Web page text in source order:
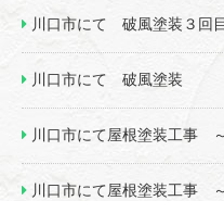
川口市にて 破風塗装３回目
川口市にて 破風塗装
川口市にて屋根塗装工事
川口市にて屋根塗装工事